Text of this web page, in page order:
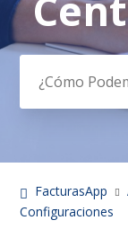
FacturasApp
Configuraciones